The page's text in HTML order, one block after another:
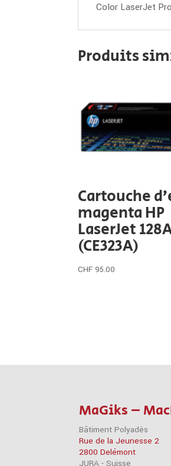
Color LaserJet
Produits
Cartouche
magenta HP
LaserJet
(CE323A)
CHF 95.00
MaGiks –
Bâtiment Polyadès
Rue de la Jeunesse 2
2800 Delémont
JURA - Suisse